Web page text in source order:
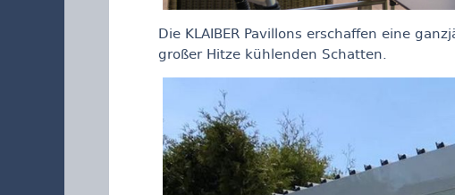
Die KLAIBER Pavillons erschaffen eine
großer Hitze kühlenden Schatten.